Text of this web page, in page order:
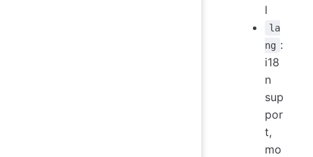
l
la
ng :
i18
n
sup
por
t,
mo